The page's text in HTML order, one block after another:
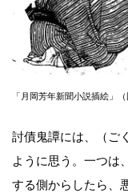
「月岡芳年新聞小説插絵」
討債鬼譚には、（ご
ように思う。一つは
する側からしたら、